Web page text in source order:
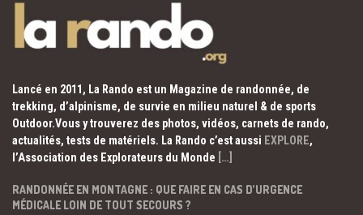
Lancé en 2011, La Rando est un Magazine de randonnée, de
trekking, d’alpinisme, de survie en milieu naturel & de sports
Outdoor.Vous y trouverez des photos, vidéos, carnets de rando,
actualités, tests de matériels. La Rando c’est aussi EXPLORE,
l’Association des Explorateurs du Monde […]
RANDONNÉE EN MONTAGNE : QUE FAIRE EN CAS D’URGENCE
MÉDICALE LOIN DE TOUT SECOURS ?